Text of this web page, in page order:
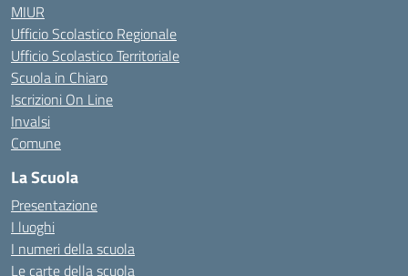
MIUR
Ufficio Scolastico Regionale
Ufficio Scolastico Territoriale
Scuola in Chiaro
Iscrizioni On Line
Invalsi
Comune
La Scuola
Presentazione
I luoghi
I numeri della scuola
Le carte della scuola